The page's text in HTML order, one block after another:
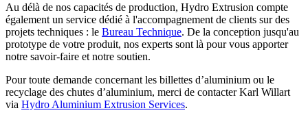
Au délà de nos capacités de production, Hydro Extrusion compte
également un service dédié à l'accompagnement de clients sur des
projets techniques : le Bureau Technique. De la conception jusqu'au
prototype de votre produit, nos experts sont là pour vous apporter
notre savoir-faire et notre soutien.
Pour toute demande concernant les billettes d’aluminium ou le
recyclage des chutes d’aluminium, merci de contacter Karl Willart
via Hydro Aluminium Extrusion Services.